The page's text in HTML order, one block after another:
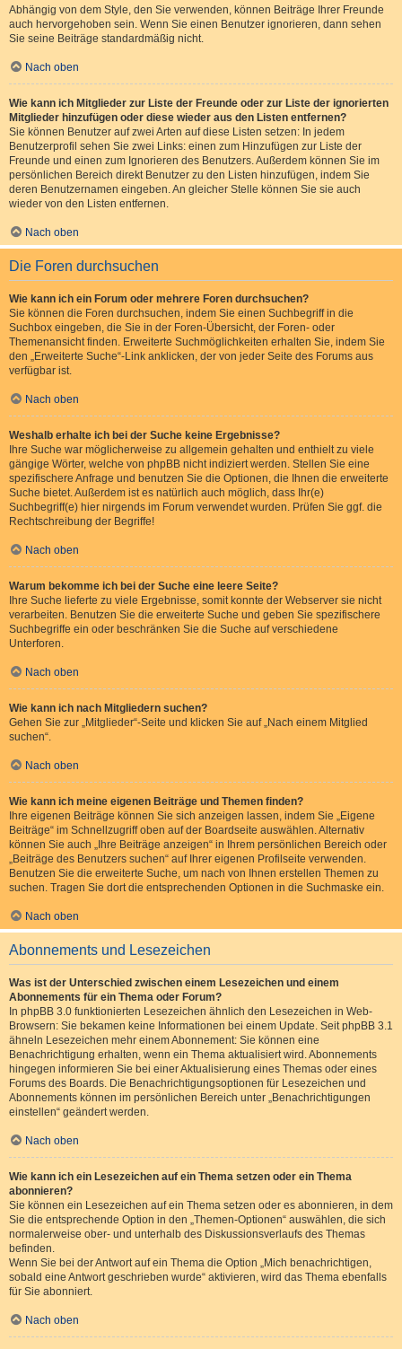
Abhängig von dem Style, den Sie verwenden, können Beiträge Ihrer Freunde
auch hervorgehoben sein. Wenn Sie einen Benutzer ignorieren, dann sehen
Sie seine Beiträge standardmäßig nicht.
Nach oben
Wie kann ich Mitglieder zur Liste der Freunde oder zur Liste der ignorierten
Mitglieder hinzufügen oder diese wieder aus den Listen entfernen?
Sie können Benutzer auf zwei Arten auf diese Listen setzen: In jedem
Benutzerprofil sehen Sie zwei Links: einen zum Hinzufügen zur Liste der
Freunde und einen zum Ignorieren des Benutzers. Außerdem können Sie im
persönlichen Bereich direkt Benutzer zu den Listen hinzufügen, indem Sie
deren Benutzernamen eingeben. An gleicher Stelle können Sie sie auch
wieder von den Listen entfernen.
Nach oben
Die Foren durchsuchen
Wie kann ich ein Forum oder mehrere Foren durchsuchen?
Sie können die Foren durchsuchen, indem Sie einen Suchbegriff in die
Suchbox eingeben, die Sie in der Foren-Übersicht, der Foren- oder
Themenansicht finden. Erweiterte Suchmöglichkeiten erhalten Sie, indem Sie
den „Erweiterte Suche“-Link anklicken, der von jeder Seite des Forums aus
verfügbar ist.
Nach oben
Weshalb erhalte ich bei der Suche keine Ergebnisse?
Ihre Suche war möglicherweise zu allgemein gehalten und enthielt zu viele
gängige Wörter, welche von phpBB nicht indiziert werden. Stellen Sie eine
spezifischere Anfrage und benutzen Sie die Optionen, die Ihnen die erweiterte
Suche bietet. Außerdem ist es natürlich auch möglich, dass Ihr(e)
Suchbegriff(e) hier nirgends im Forum verwendet wurden. Prüfen Sie ggf. die
Rechtschreibung der Begriffe!
Nach oben
Warum bekomme ich bei der Suche eine leere Seite?
Ihre Suche lieferte zu viele Ergebnisse, somit konnte der Webserver sie nicht
verarbeiten. Benutzen Sie die erweiterte Suche und geben Sie spezifischere
Suchbegriffe ein oder beschränken Sie die Suche auf verschiedene
Unterforen.
Nach oben
Wie kann ich nach Mitgliedern suchen?
Gehen Sie zur „Mitglieder“-Seite und klicken Sie auf „Nach einem Mitglied
suchen“.
Nach oben
Wie kann ich meine eigenen Beiträge und Themen finden?
Ihre eigenen Beiträge können Sie sich anzeigen lassen, indem Sie „Eigene
Beiträge“ im Schnellzugriff oben auf der Boardseite auswählen. Alternativ
können Sie auch „Ihre Beiträge anzeigen“ in Ihrem persönlichen Bereich oder
„Beiträge des Benutzers suchen“ auf Ihrer eigenen Profilseite verwenden.
Benutzen Sie die erweiterte Suche, um nach von Ihnen erstellen Themen zu
suchen. Tragen Sie dort die entsprechenden Optionen in die Suchmaske ein.
Nach oben
Abonnements und Lesezeichen
Was ist der Unterschied zwischen einem Lesezeichen und einem
Abonnements für ein Thema oder Forum?
In phpBB 3.0 funktionierten Lesezeichen ähnlich den Lesezeichen in Web-
Browsern: Sie bekamen keine Informationen bei einem Update. Seit phpBB 3.1
ähneln Lesezeichen mehr einem Abonnement: Sie können eine
Benachrichtigung erhalten, wenn ein Thema aktualisiert wird. Abonnements
hingegen informieren Sie bei einer Aktualisierung eines Themas oder eines
Forums des Boards. Die Benachrichtigungsoptionen für Lesezeichen und
Abonnements können im persönlichen Bereich unter „Benachrichtigungen
einstellen“ geändert werden.
Nach oben
Wie kann ich ein Lesezeichen auf ein Thema setzen oder ein Thema
abonnieren?
Sie können ein Lesezeichen auf ein Thema setzen oder es abonnieren, in dem
Sie die entsprechende Option in den „Themen-Optionen“ auswählen, die sich
normalerweise ober- und unterhalb des Diskussionsverlaufs des Themas
befinden.
Wenn Sie bei der Antwort auf ein Thema die Option „Mich benachrichtigen,
sobald eine Antwort geschrieben wurde“ aktivieren, wird das Thema ebenfalls
für Sie abonniert.
Nach oben